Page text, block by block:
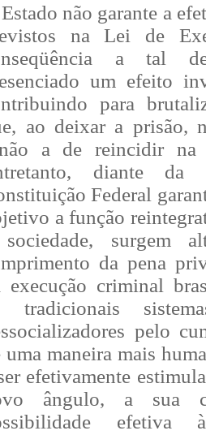
não garante a
na Lei de
a tal
um efeito
para
ao deixar a prisão,
a de reincidir na
diante da
Federal
a função
surgem
da pena
execução criminal
tradicionais
pelo
uma maneira mais
efetivamente
ângulo, a sua
efetiva